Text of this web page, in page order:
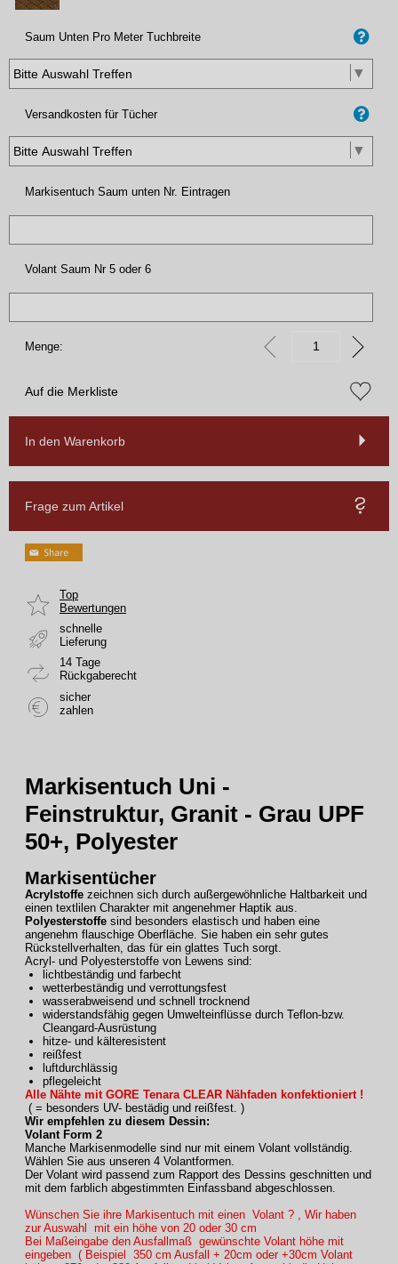
Saum Unten Pro Meter Tuchbreite
Versandkosten für Tücher
Markisentuch Saum unten Nr. Eintragen
Volant Saum Nr 5 oder 6
Menge:
Auf die Merkliste
In den Warenkorb
Frage zum Artikel
Top
Bewertungen
schnelle
Lieferung
14 Tage
Rückgaberecht
sicher
zahlen
Markisentuch Uni -
Feinstruktur, Granit - Grau UPF
50+, Polyester
Markisentücher
Acrylstoffe zeichnen sich durch außergewöhnliche Haltbarkeit und
einen textlilen Charakter mit angenehmer Haptik aus.
Polyesterstoffe sind besonders elastisch und haben eine
angenehm flauschige Oberfläche. Sie haben ein sehr gutes
Rückstellverhalten, das für ein glattes Tuch sorgt.
Acryl- und Polyesterstoffe von Lewens sind:
lichtbeständig und farbecht
wetterbeständig und verrottungsfest
wasserabweisend und schnell trocknend
widerstandsfähig gegen Umwelteinflüsse durch Teflon-bzw.
Cleangard-Ausrüstung
hitze- und kälteresistent
reißfest
luftdurchlässig
pflegeleicht
Alle Nähte mit GORE Tenara CLEAR Nähfaden konfektioniert !
( = besonders UV- bestädig und reißfest. )
Wir empfehlen zu diesem Dessin:
Volant Form 2
Manche Markisenmodelle sind nur mit einem Volant vollständig.
Wählen Sie aus unseren 4 Volantformen.
Der Volant wird passend zum Rapport des Dessins geschnitten und
mit dem farblich abgestimmten Einfassband abgeschlossen.
Wünschen Sie ihre Markisentuch mit einen Volant ? , Wir haben
zur Auswahl mit ein höhe von 20 oder 30 cm
Bei Maßeingabe den Ausfallmaß gewünschte Volant höhe mit
eingeben ( Beispiel 350 cm Ausfall + 20cm oder +30cm Volant